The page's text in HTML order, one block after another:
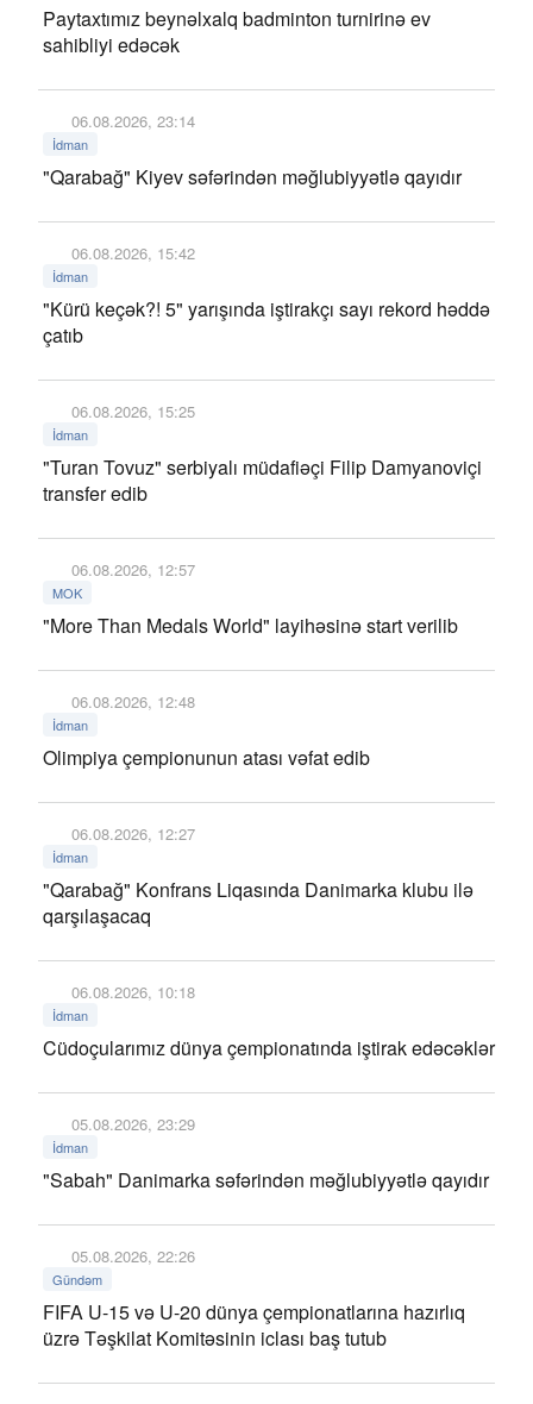
Paytaxtımız beynəlxalq badminton turnirinə ev
sahibliyi edəcək
06.08.2026, 23:14
İdman
"Qarabağ" Kiyev səfərindən məğlubiyyətlə qayıdır
06.08.2026, 15:42
İdman
"Kürü keçək?! 5" yarışında iştirakçı sayı rekord həddə
çatıb
06.08.2026, 15:25
İdman
"Turan Tovuz" serbiyalı müdafiəçi Filip Damyanoviçi
transfer edib
06.08.2026, 12:57
MOK
"More Than Medals World" layihəsinə start verilib
06.08.2026, 12:48
İdman
Olimpiya çempionunun atası vəfat edib
06.08.2026, 12:27
İdman
"Qarabağ" Konfrans Liqasında Danimarka klubu ilə
qarşılaşacaq
06.08.2026, 10:18
İdman
Cüdoçularımız dünya çempionatında iştirak edəcəklər
05.08.2026, 23:29
İdman
"Sabah" Danimarka səfərindən məğlubiyyətlə qayıdır
05.08.2026, 22:26
Gündəm
FIFA U-15 və U-20 dünya çempionatlarına hazırlıq
üzrə Təşkilat Komitəsinin iclası baş tutub